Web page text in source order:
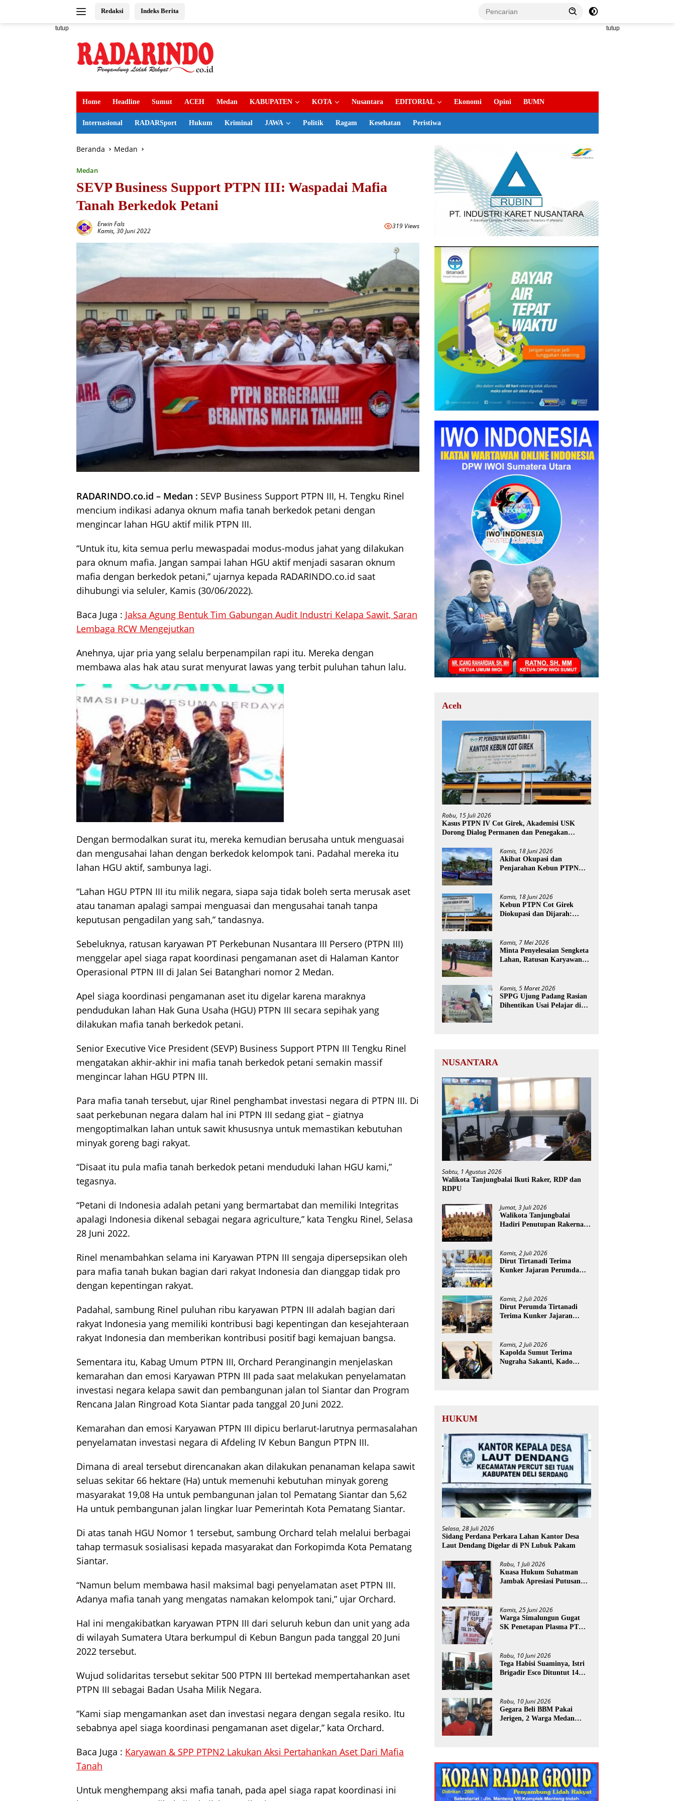
Redaksi Indeks Berita
tutup tutup
Home Headline Sumut ACEH Medan KABUPATEN KOTA Nusantara EDITORIAL Ekonomi Opini BUMN
Internasional RADARSport Hukum Kriminal JAWA Politik Ragam Kesehatan Peristiwa
Beranda Medan
Medan
SEVP Business Support PTPN III: Waspadai Mafia
Tanah Berkedok Petani
Erwin Fals
Kamis, 30 Juni 2022
319 Views
RADARINDO.co.id – Medan : SEVP Business Support PTPN III, H. Tengku Rinel
mencium indikasi adanya oknum mafia tanah berkedok petani dengan
mengincar lahan HGU aktif milik PTPN III.
“Untuk itu, kita semua perlu mewaspadai modus-modus jahat yang dilakukan
para oknum mafia. Jangan sampai lahan HGU aktif menjadi sasaran oknum
mafia dengan berkedok petani,” ujarnya kepada RADARINDO.co.id saat
dihubungi via seluler, Kamis (30/06/2022).
Baca Juga : Jaksa Agung Bentuk Tim Gabungan Audit Industri Kelapa Sawit, Saran
Lembaga RCW Mengejutkan
Anehnya, ujar pria yang selalu berpenampilan rapi itu. Mereka dengan
membawa alas hak atau surat menyurat lawas yang terbit puluhan tahun lalu.
Dengan bermodalkan surat itu, mereka kemudian berusaha untuk menguasai
dan mengusahai lahan dengan berkedok kelompok tani. Padahal mereka itu
lahan HGU aktif, sambunya lagi.
“Lahan HGU PTPN III itu milik negara, siapa saja tidak boleh serta merusak aset
atau tanaman apalagi sampai menguasai dan mengusahai tanah tanpa
keputusan pengadilan yang sah,” tandasnya.
Sebeluknya, ratusan karyawan PT Perkebunan Nusantara III Persero (PTPN III)
menggelar apel siaga rapat koordinasi pengamanan aset di Halaman Kantor
Operasional PTPN III di Jalan Sei Batanghari nomor 2 Medan.
Apel siaga koordinasi pengamanan aset itu digelar karena maraknya
pendudukan lahan Hak Guna Usaha (HGU) PTPN III secara sepihak yang
dilakukan mafia tanah berkedok petani.
Senior Executive Vice President (SEVP) Business Support PTPN III Tengku Rinel
mengatakan akhir-akhir ini mafia tanah berkedok petani semakin massif
mengincar lahan HGU PTPN III.
Para mafia tanah tersebut, ujar Rinel penghambat investasi negara di PTPN III. Di
saat perkebunan negara dalam hal ini PTPN III sedang giat – giatnya
mengoptimalkan lahan untuk sawit khususnya untuk memastikan kebutuhan
minyak goreng bagi rakyat.
“Disaat itu pula mafia tanah berkedok petani menduduki lahan HGU kami,”
tegasnya.
“Petani di Indonesia adalah petani yang bermartabat dan memiliki Integritas
apalagi Indonesia dikenal sebagai negara agriculture,” kata Tengku Rinel, Selasa
28 Juni 2022.
Rinel menambahkan selama ini Karyawan PTPN III sengaja dipersepsikan oleh
para mafia tanah bukan bagian dari rakyat Indonesia dan dianggap tidak pro
dengan kepentingan rakyat.
Padahal, sambung Rinel puluhan ribu karyawan PTPN III adalah bagian dari
rakyat Indonesia yang memiliki kontribusi bagi kepentingan dan kesejahteraan
rakyat Indonesia dan memberikan kontribusi positif bagi kemajuan bangsa.
Sementara itu, Kabag Umum PTPN III, Orchard Peranginangin menjelaskan
kemarahan dan emosi Karyawan PTPN III pada saat melakukan penyelamatan
investasi negara kelapa sawit dan pembangunan jalan tol Siantar dan Program
Rencana Jalan Ringroad Kota Siantar pada tanggal 20 Juni 2022.
Kemarahan dan emosi Karyawan PTPN III dipicu berlarut-larutnya permasalahan
penyelamatan investasi negara di Afdeling IV Kebun Bangun PTPN III.
Dimana di areal tersebut direncanakan akan dilakukan penanaman kelapa sawit
seluas sekitar 66 hektare (Ha) untuk memenuhi kebutuhan minyak goreng
masyarakat 19,08 Ha untuk pembangunan jalan tol Pematang Siantar dan 5,62
Ha untuk pembangunan jalan lingkar luar Pemerintah Kota Pematang Siantar.
Di atas tanah HGU Nomor 1 tersebut, sambung Orchard telah melalui berbagai
tahap termasuk sosialisasi kepada masyarakat dan Forkopimda Kota Pematang
Siantar.
“Namun belum membawa hasil maksimal bagi penyelamatan aset PTPN III.
Adanya mafia tanah yang mengatas namakan kelompok tani,” ujar Orchard.
Hal ini mengakibatkan karyawan PTPN III dari seluruh kebun dan unit yang ada
di wilayah Sumatera Utara berkumpul di Kebun Bangun pada tanggal 20 Juni
2022 tersebut.
Wujud solidaritas tersebut sekitar 500 PTPN III bertekad mempertahankan aset
PTPN III sebagai Badan Usaha Milik Negara.
“Kami siap mengamankan aset dan investasi negara dengan segala resiko. Itu
sebabnya apel siaga koordinasi pengamanan aset digelar,” kata Orchard.
Baca Juga : Karyawan & SPP PTPN2 Lakukan Aksi Pertahankan Aset Dari Mafia
Tanah
Untuk menghempang aksi mafia tanah, pada apel siaga rapat koordinasi ini
Aceh
Rabu, 15 Juli 2026
Kasus PTPN IV Cot Girek, Akademisi USK
Dorong Dialog Permanen dan Penegakan
Kamis, 18 Juni 2026
Akibat Okupasi dan
Penjarahan Kebun PTPN
Kamis, 18 Juni 2026
Kebun PTPN Cot Girek
Diokupasi dan Dijarah:
Kamis, 7 Mei 2026
Minta Penyelesaian Sengketa
Lahan, Ratusan Karyawan
Kamis, 5 Maret 2026
SPPG Ujung Padang Rasian
Dihentikan Usai Pelajar di
NUSANTARA
Sabtu, 1 Agustus 2026
Walikota Tanjungbalai Ikuti Raker, RDP dan
RDPU
Jumat, 3 Juli 2026
Walikota Tanjungbalai
Hadiri Penutupan Rakernas
Kamis, 2 Juli 2026
Dirut Tirtanadi Terima
Kunker Jajaran Perumda
Kamis, 2 Juli 2026
Dirut Perumda Tirtanadi
Terima Kunker Jajaran
Kamis, 2 Juli 2026
Kapolda Sumut Terima
Nugraha Sakanti, Kado
HUKUM
Selasa, 28 Juli 2026
Sidang Perdana Perkara Lahan Kantor Desa
Laut Dendang Digelar di PN Lubuk Pakam
Rabu, 1 Juli 2026
Kuasa Hukum Suhatman
Jambak Apresiasi Putusan
Kamis, 25 Juni 2026
Warga Simalungun Gugat
SK Penetapan Plasma PT
Rabu, 10 Juni 2026
Tega Habisi Suaminya, Istri
Brigadir Esco Dituntut 14
Rabu, 10 Juni 2026
Gegara Beli BBM Pakai
Jerigen, 2 Warga Medan